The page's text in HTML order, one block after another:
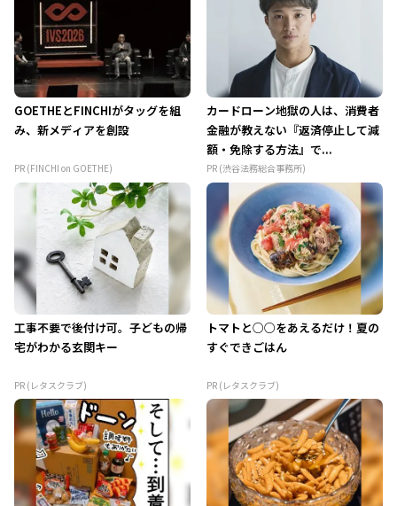
GOETHEとFINCHIがタッグを組
み、新メディアを創設
PR (FINCHI on GOETHE)
カードローン地獄の人は、消費者
金融が教えない『返済停止して減
額・免除する方法』で...
PR (渋谷法務総合事務所)
工事不要で後付け可。子どもの帰
宅がわかる玄関キー
PR (レタスクラブ)
トマトと○○をあえるだけ！夏の
すぐできごはん
PR (レタスクラブ)